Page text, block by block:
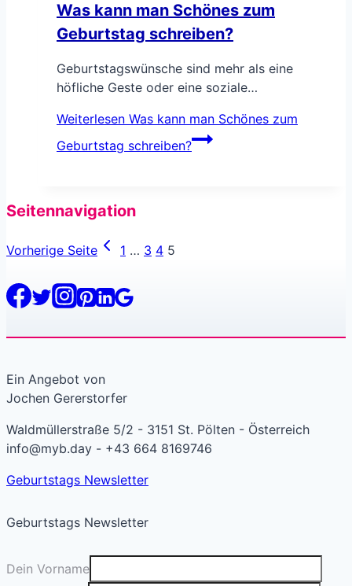
Was kann man Schönes zum
Geburtstag schreiben?
Geburtstagswünsche sind mehr als eine
höfliche Geste oder eine soziale…
Weiterlesen Was kann man Schönes zum
Geburtstag schreiben?
Seitennavigation
Vorherige Seite 1 … 3 4 5
Ein Angebot von
Jochen Gererstorfer
Waldmüllerstraße 5/2 - 3151 St. Pölten - Österreich
info@myb.day - +43 664 8169746
Geburtstags Newsletter
Geburtstags Newsletter
Dein Vorname